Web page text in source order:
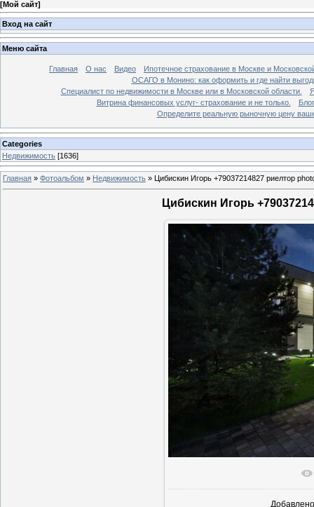
[Мой сайт]
Вход на сайт
Меню сайта
Главная О нас Видео
Ипотечное страхование в Москве и
ОСАГО в Монино: как оформить и где найти
Специалист по недвижимости в Москве или в Московской области.
Витрина финансовых услуг- страхование и не только.
Блог
Определите реальную рыночную цену
Categories
Недвижимость [1636]
Главная » Фотоальбом » Недвижимость » Цибискин Игорь +79037214827 риелтор
Цибискин Игорь
В
Добавлено